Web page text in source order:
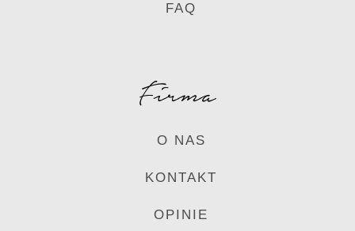
FAQ
Firma
O NAS
KONTAKT
OPINIE